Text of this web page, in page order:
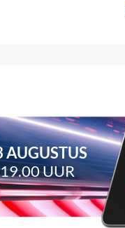
AUGUSTUS
UUR